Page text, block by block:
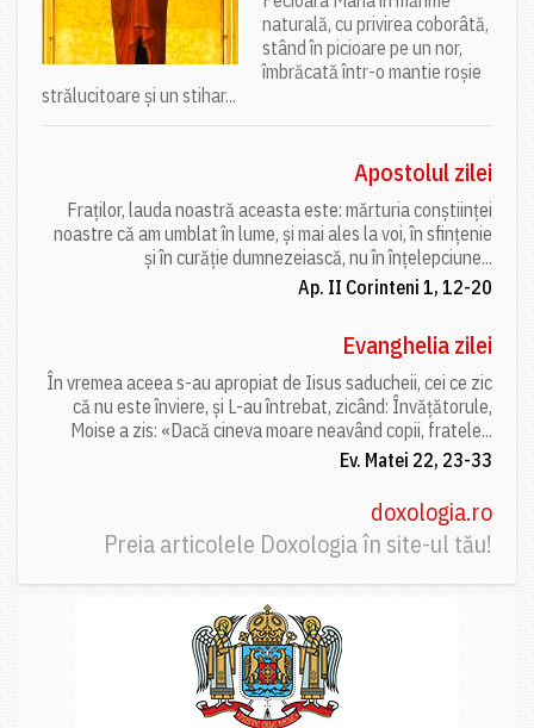
naturală, cu privirea coborâtă,
stând în picioare pe un nor,
îmbrăcată într-o mantie roșie
strălucitoare și un stihar...
Apostolul zilei
Fraților, lauda noastră aceasta este: mărturia conștiinței
noastre că am umblat în lume, și mai ales la voi, în sfințenie
și în curăție dumnezeiască, nu în înțelepciune...
Ap. II Corinteni 1, 12-20
Evanghelia zilei
În vremea aceea s-au apropiat de Iisus saducheii, cei ce zic
că nu este înviere, și L-au întrebat, zicând: Învățătorule,
Moise a zis: «Dacă cineva moare neavând copii, fratele...
Ev. Matei 22, 23-33
doxologia.ro
Preia articolele Doxologia în site-ul tău!